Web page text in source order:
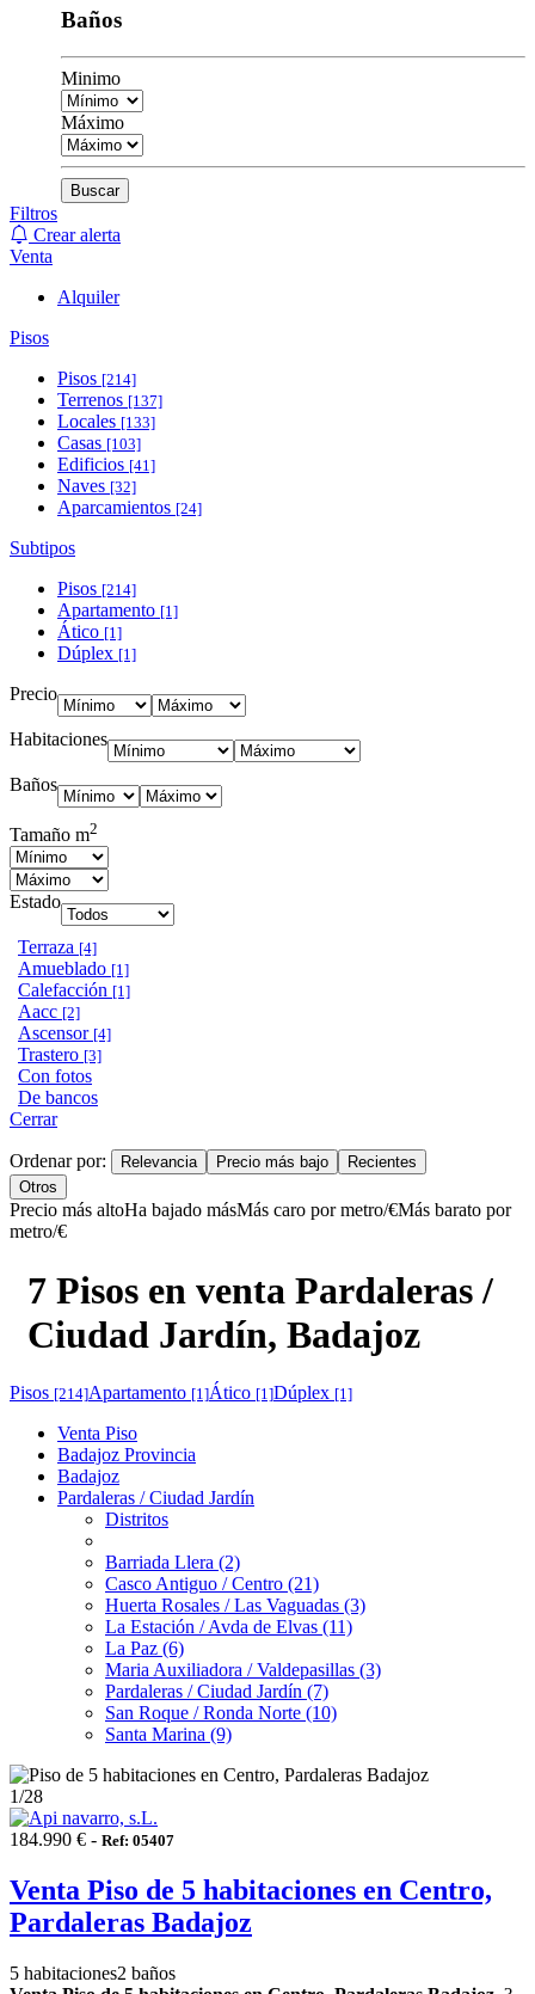
Baños
Minimo
Máximo
Buscar
Filtros
Crear alerta
Venta
Alquiler
Pisos
Pisos [214]
Terrenos [137]
Locales [133]
Casas [103]
Edificios [41]
Naves [32]
Aparcamientos [24]
Subtipos
Pisos [214]
Apartamento [1]
Ático [1]
Dúplex [1]
Precio
Habitaciones
Baños
Tamaño m2
Estado
Terraza [4]
Amueblado [1]
Calefacción [1]
Aacc [2]
Ascensor [4]
Trastero [3]
Con fotos
De bancos
Cerrar
Ordenar por: Relevancia Precio más bajo
Recientes
Otros
Precio más altoHa bajado másMás caro por metro/€Más barato por
metro/€
7 Pisos en venta Pardaleras /
Ciudad Jardín, Badajoz
Pisos [214]Apartamento [1]Ático [1]Dúplex [1]
Venta Piso
Badajoz Provincia
Badajoz
Pardaleras / Ciudad Jardín
Distritos
Barriada Llera (2)
Casco Antiguo / Centro (21)
Huerta Rosales / Las Vaguadas (3)
La Estación / Avda de Elvas (11)
La Paz (6)
Maria Auxiliadora / Valdepasillas (3)
Pardaleras / Ciudad Jardín (7)
San Roque / Ronda Norte (10)
Santa Marina (9)
1/28
184.990 € - Ref: 05407
Venta Piso de 5 habitaciones en Centro,
Pardaleras Badajoz
5 habitaciones2 baños